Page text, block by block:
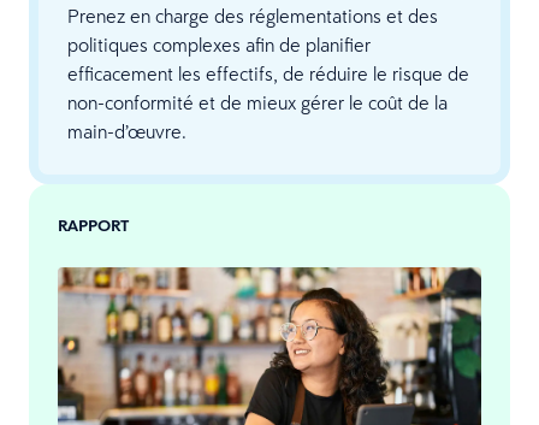
Prenez en charge des réglementations et des
politiques complexes afin de planifier
efficacement les effectifs, de réduire le risque de
non-conformité et de mieux gérer le coût de la
main-d’œuvre.
RAPPORT